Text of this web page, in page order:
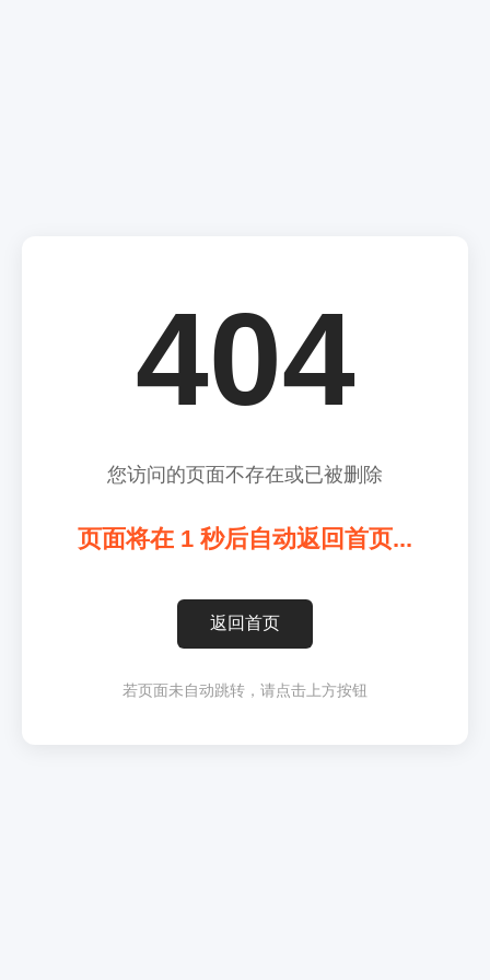
404
您访问的页面不存在或已被删除
页面将在 1 秒后自动返回首页...
返回首页
若页面未自动跳转，请点击上方按钮